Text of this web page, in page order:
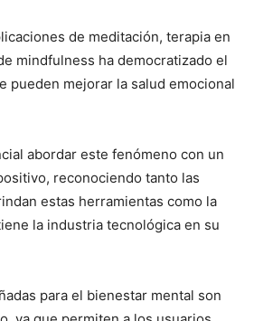
de meditación, terapia en
mindfulness ha democratizado el
pueden mejorar la salud emocional
abordar este fenómeno con un
reconociendo tanto las
estas herramientas como la
la industria tecnológica en su
para el bienestar mental son